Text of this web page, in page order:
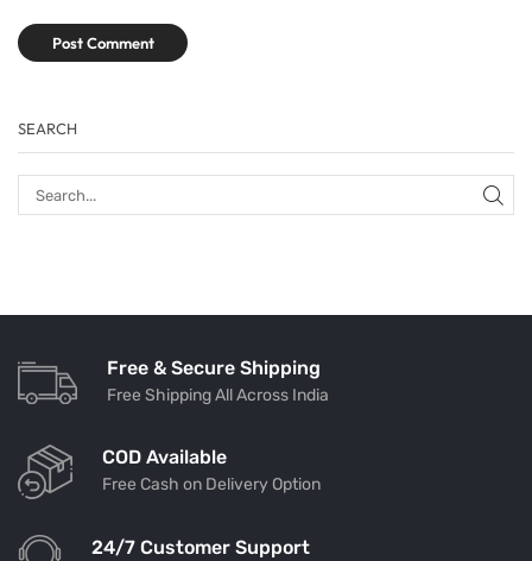
SEARCH
Free & Secure Shipping
Free Shipping All Across India
COD Available
Free Cash on Delivery Option
24/7 Customer Support